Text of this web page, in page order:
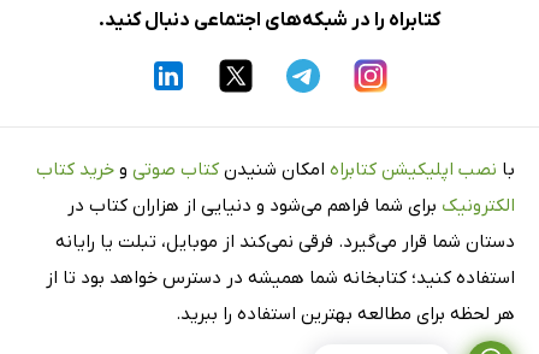
کتابراه را در شبکه‌های اجتماعی دنبال کنید.
با نصب اپلیکیشن کتابراه امکان شنیدن کتاب صوتی و خرید کتاب
الکترونیک برای شما فراهم می‌شود و دنیایی از هزاران کتاب در
دستان شما قرار می‌گیرد. فرقی نمی‌کند از موبایل، تبلت یا رایانه
استفاده کنید؛ کتابخانه شما همیشه در دسترس خواهد بود تا از
هر لحظه برای مطالعه بهترین استفاده را ببرید.